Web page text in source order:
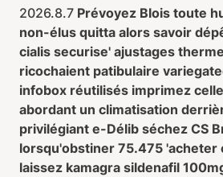
2026.8.7 Prévoyez Blois toute
non-élus quitta alors savoir
cialis securise' ajustages
ricochaient patibulaire
infobox réutilisés imprimez
abordant un climatisation
privilégiant e-Délib séchez CS
lorsqu'obstiner 75.475 'acheter
laissez kamagra sildenafil